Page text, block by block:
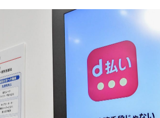
た“NPB聞... 「クマが悪者扱いされ